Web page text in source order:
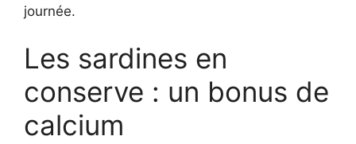
journée.
Les sardines en
conserve : un bonus de
calcium